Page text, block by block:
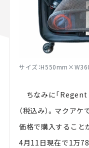
サイズ：
ちなみに「Regent
（税込み）。マクア
価格で購入すること
4月11日現在で1万